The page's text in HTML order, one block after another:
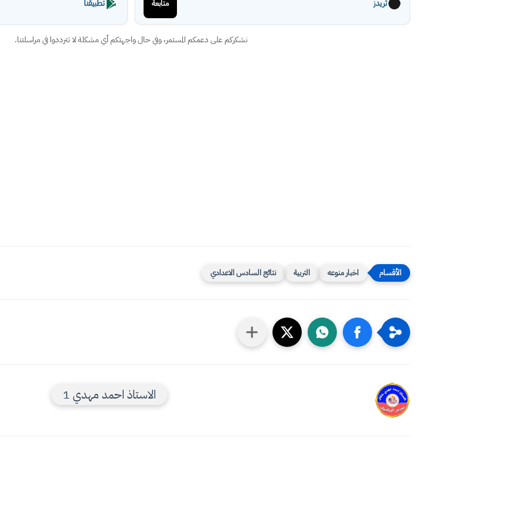
ثريدز متابعة تطبيقنا
نشكركم على دعمكم المستمر، وفي حال واجهتكم أي مشكلة لا تترددوا في مراسلتنا.
اخبار منوعه التربية نتائج السادس الاعدادي
الاستاذ احمد مهدي 1